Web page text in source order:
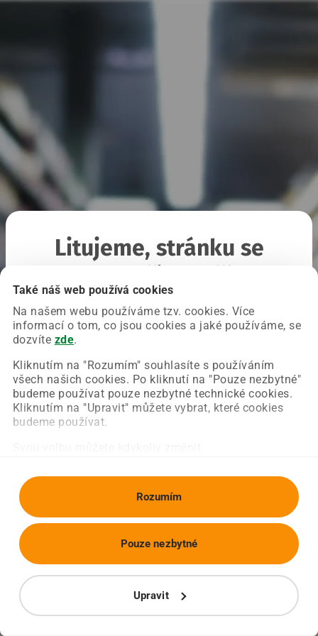
Také náš web používá cookies
Na našem webu používáme tzv. cookies. Více
informací o tom, co jsou cookies a jaké používáme, se
dozvíte zde.
Kliknutím na "Rozumím" souhlasíte s používáním
všech našich cookies. Po kliknutí na "Pouze nezbytné"
budeme používat pouze nezbytné technické cookies.
Kliknutím na "Upravit" můžete vybrat, které cookies
budeme používat.
Rozumím
Upravit
Pouze nezbytné
Litujeme, stránku se
Chyba nastala na naší straně a už ji opravujeme.
Zkuste prosím znovu načíst požadovanou stránku.
Obnovit stránku Úvodní strana